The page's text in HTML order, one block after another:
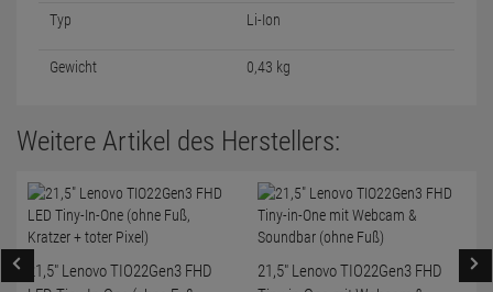
Typ Li-Ion
Gewicht 0,43 kg
Weitere Artikel des Herstellers:
21,5" Lenovo TIO22Gen3 FHD
21,5" Lenovo TIO22Gen3 FHD